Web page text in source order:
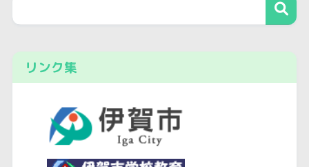
リンク集